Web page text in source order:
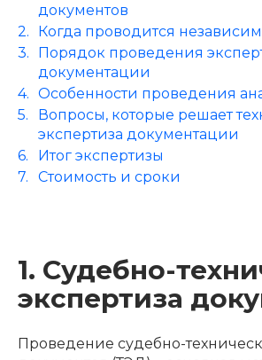
документов
Когда проводится
Порядок проведения
документации
Особенности проведения
Вопросы, которые решает
экспертиза документации
Итог экспертизы
Стоимость и сроки
1. Судебно-
экспертиза
Проведение судебно-